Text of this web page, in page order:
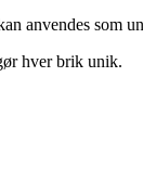
anvendes som
hver brik unik.